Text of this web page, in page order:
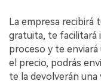
La empresa recibirá
gratuita, te facilitará
proceso y te
el precio, podrás
te la devolverán